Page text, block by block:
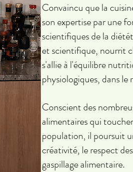
Convaincu que la
son expertise par une
scientifiques de la
et scientifique, nourrit
s'allie à l'équilibre
physiologiques, dans
Conscient des
alimentaires qui
population, il poursuit
créativité, le respect
gaspillage alimentaire.